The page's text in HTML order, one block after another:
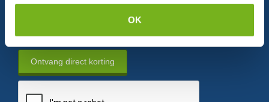
OK
Ontvang direct korting